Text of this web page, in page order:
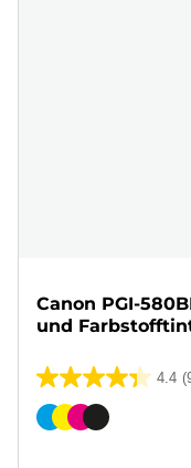
Canon PGI-
und
4.4
4.4
von
Farbpatrone